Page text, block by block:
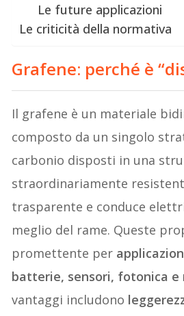
Le future applicazioni
Le criticità della normativa
Grafene: perché è
Il grafene è un materiale
composto da un singolo
carbonio disposti in una
straordinariamente
trasparente e conduce
meglio del rame. Queste
promettente per
batterie, sensori, fotonica e
vantaggi includono